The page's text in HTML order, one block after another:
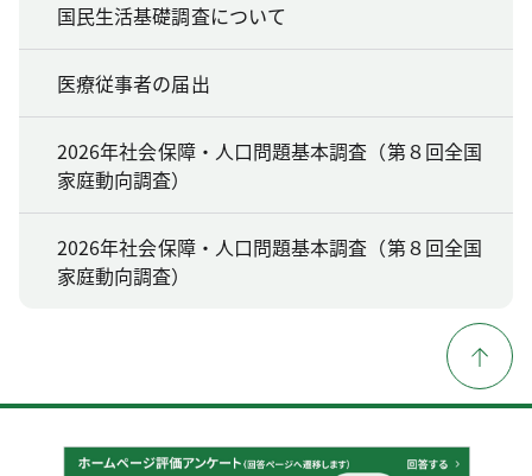
国民生活基礎調査について
医療従事者の届出
2026年社会保障・人口問題基本調査（第８回全国
家庭動向調査）
2026年社会保障・人口問題基本調査（第８回全国
家庭動向調査）